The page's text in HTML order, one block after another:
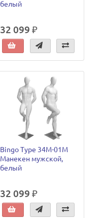
белый
32 099 ₽
Bingo Type 34M-01M
Манекен мужской,
белый
32 099 ₽